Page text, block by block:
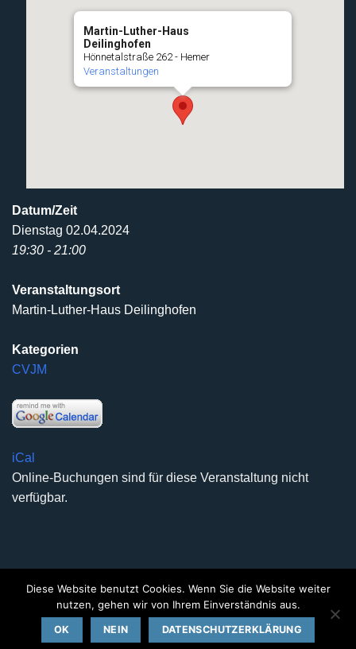
Martin-Luther-Haus
Deilinghofen
Hönnetalstraße 262 - Hemer
Veranstaltungen
Datum/Zeit
Dienstag 02.04.2024
19:30 - 21:00
Veranstaltungsort
Martin-Luther-Haus Deilinghofen
Kategorien
CVJM
iCal
Online-Buchungen sind für diese Veranstaltung nicht
verfügbar.
DATENSCHUTZERKLÄRUNG IMPRESSUM KONTAKT
Copyright 2026 ©Kirchengemeinde Deilinghofen- Design
kleinzweidrei Kommunikationsdesign
Diese Website benutzt Cookies. Wenn Sie die Website weiter
nutzen, gehen wir von Ihrem Einverständnis aus.
OK NEIN DATENSCHUTZERKLÄRUNG